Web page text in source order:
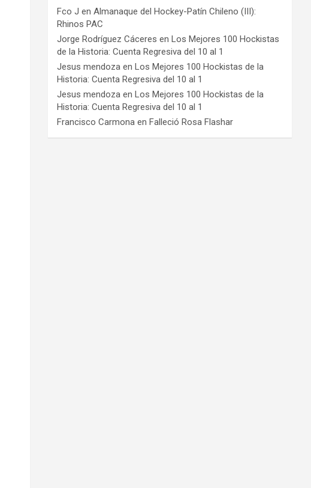
Fco J enAlmanaque del Hockey-Patín Chileno (III):
Rhinos PAC
Jorge Rodríguez Cáceres enLos Mejores 100 Hockistas
de la Historia: Cuenta Regresiva del 10 al 1
Jesus mendoza enLos Mejores 100 Hockistas de la
Historia: Cuenta Regresiva del 10 al 1
Jesus mendoza enLos Mejores 100 Hockistas de la
Historia: Cuenta Regresiva del 10 al 1
Francisco Carmona enFalleció Rosa Flashar